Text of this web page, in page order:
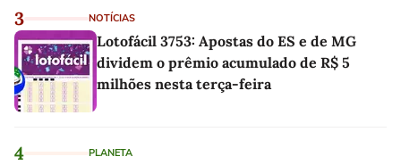
3 NOTÍCIAS
Lotofácil 3753: Apostas do ES e de MG
dividem o prêmio acumulado de R$ 5
milhões nesta terça-feira
4 PLANETA